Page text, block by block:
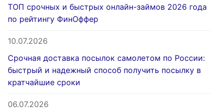
ТОП срочных и быстрых онлайн-займов 2026 года
по рейтингу ФинОффер
10.07.2026
Срочная доставка посылок самолетом по России:
быстрый и надежный способ получить посылку в
кратчайшие сроки
06.07.2026